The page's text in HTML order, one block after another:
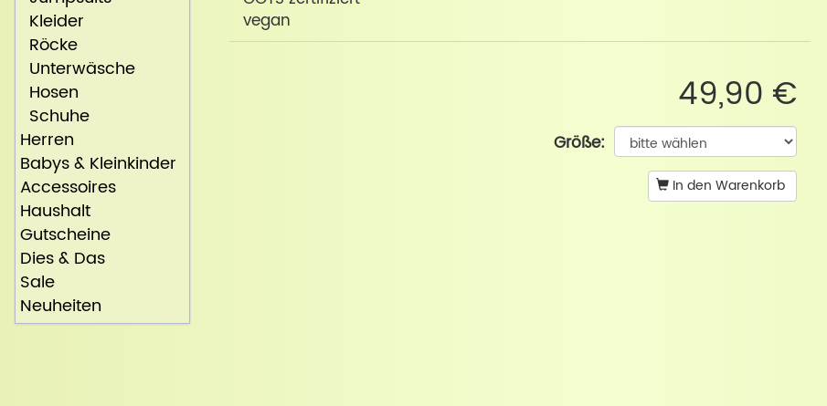
vegan
49,90 €
Größe:
In den Warenkorb
Kleider
Röcke
Unterwäsche
Hosen
Schuhe
Herren
Babys & Kleinkinder
Accessoires
Haushalt
Gutscheine
Dies & Das
Sale
Neuheiten